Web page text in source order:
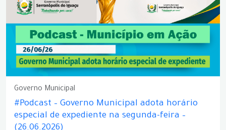
Governo Municipal
#Podcast – Governo Municipal adota horário
especial de expediente na segunda-feira –